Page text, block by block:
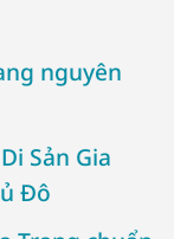
nguyên
Sản Gia
Đô